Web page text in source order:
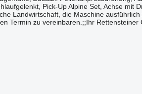
Pick-Up Alpine Set, Achse mit
Landwirtschaft, die Maschine
Termin zu vereinbaren.;;Ihr Rettensteiner